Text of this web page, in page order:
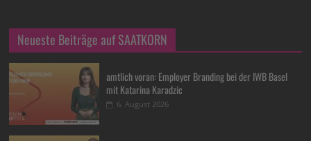
Neueste Beiträge auf SAATKORN
amtlich voran: Employer Branding bei der IWB Basel
mit Katarina Karadzic
6. August 2026